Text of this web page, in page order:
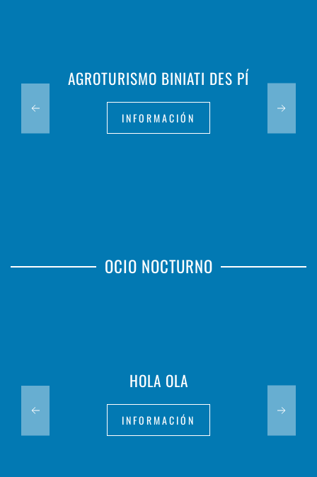
AGROTURISMO BINIATI DES PÍ
INFORMACIÓN
OCIO NOCTURNO
HOLA OLA
INFORMACIÓN